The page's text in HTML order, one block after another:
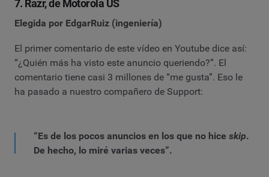
7. Razr, de Motorola US
Elegida por EdgarRuiz (ingeniería)
El primer comentario de este vídeo en Youtube dice así:
“¿Quién más ha visto este anuncio queriendo?”. El
comentario tiene casi 3 millones de “me gusta”. Eso le
ha pasado a nuestro compañero de Support:
“Es de los pocos anuncios en los que no hice skip.
De hecho, lo miré varias veces”.